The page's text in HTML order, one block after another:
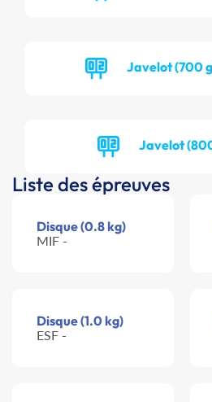
Javelot (700
Javelot
Liste des épreuves
Disque (0.8 kg)
MIF -
Disque (1.0 kg)
ESF -